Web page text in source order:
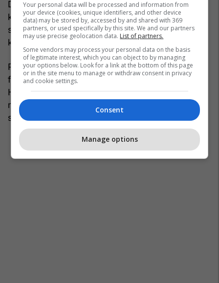
Disa nga videot e publikuara tregojnë ushtarë që
kryejnë manovra me armë sovjetike më të vjetra
se sa janë. Në një video, ata po tërheqin një armë
kundërajrore me qe.
Pavarësisht mungesës së armëve moderne në
forcat e armatosura kubane, historiani ushtarak
Hal Klepak i tha CNN se ushtria e ishullit ende
mund të ngrejë rezistencë të vendosur ndaj një
sulmi amerikan në tokë.
Your personal data will be processed and information from
your device (cookies, unique identifiers, and other device
data) may be stored by, accessed by and shared with 369
partners, or used specifically by this site. We and our partners
may use precise geolocation data. List of partners.
Some vendors may process your personal data on the basis
of legitimate interest, which you can object to by managing
your options below. Look for a link at the bottom of this page
or in the site menu to manage or withdraw consent in privacy
and cookie settings.
Consent
Manage options